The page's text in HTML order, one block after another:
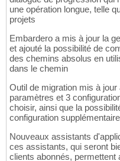
une opération longue, telle
projets
Embardero a mis à jour la
et ajouté la possibilité de
des chemins absolus en
dans le chemin
Outil de migration mis à
paramètres et 3
choisir, ainsi que la
configuration
Nouveaux assistants
ces assistants, qui seront
clients abonnés,